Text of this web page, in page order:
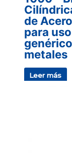
de
para uso
metales
Leer más